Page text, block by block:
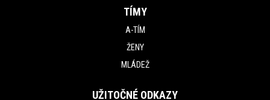
TÍMY
A-TÍM
ŽENY
MLÁDEŽ
UŽITOČNÉ ODKAZY